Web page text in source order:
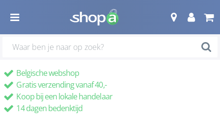
Belgische webshop
Gratis verzending vanaf 40,-
Koop bij een lokale handelaar
14 dagen bedenktijd